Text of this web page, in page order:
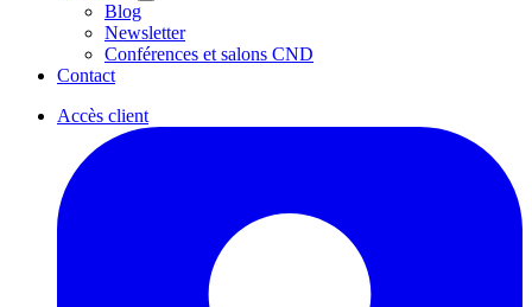
Blog
Newsletter
Conférences et salons CND
Contact
Accès client